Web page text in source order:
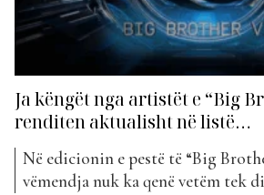
Ja këngët nga artistët e “Big
renditen aktualisht në listë…
Në edicionin e pestë të “Big
vëmendja nuk ka qenë vetëm tek